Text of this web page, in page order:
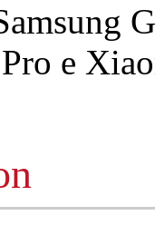
Pro e